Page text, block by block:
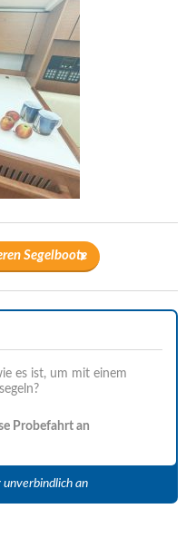
Segelboote
es ist, um mit einem
Probefahrt an
unverbindlich an